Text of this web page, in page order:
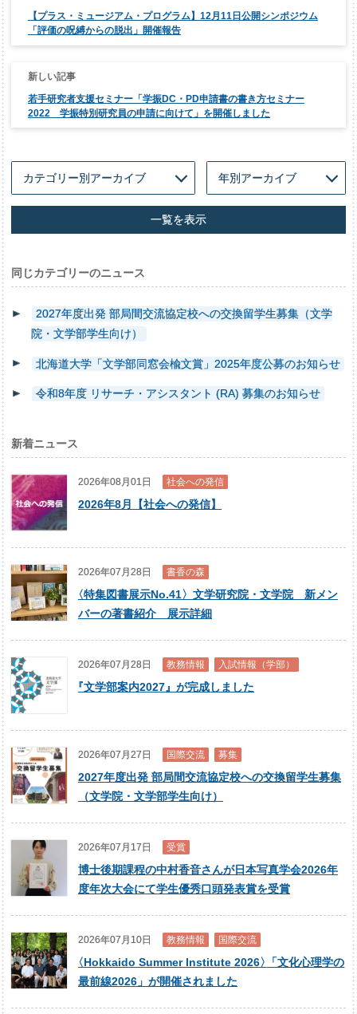
【プラス・ミュージアム・プログラム】12月11日公開シンポジウム
「評価の呪縛からの脱出」開催報告
若手研究者支援セミナー「学振DC・PD申請書の書き方セミナー
2022 学振特別研究員の申請に向けて」を開催しました
一覧を表示
同じカテゴリーのニュース
2027年度出発 部局間交流協定校への交換留学生募集（文学
院・文学部学生向け）
北海道大学「文学部同窓会楡文賞」2025年度公募のお知らせ
令和8年度 リサーチ・アシスタント (RA) 募集のお知らせ
新着ニュース
2026年08月01日 社会への発信
2026年8月【社会への発信】
2026年07月28日 書香の森
〈特集図書展示No.41〉文学研究院・文学院 新メン
バーの著書紹介 展示詳細
2026年07月28日 教務情報 入試情報（学部）
『文学部案内2027』が完成しました
2026年07月27日 国際交流 募集
2027年度出発 部局間交流協定校への交換留学生募集
（文学院・文学部学生向け）
2026年07月17日 受賞
博士後期課程の中村香音さんが日本写真学会2026年
度年次大会にて学生優秀口頭発表賞を受賞
2026年07月10日 教務情報 国際交流
〈Hokkaido Summer Institute 2026〉
「文化心理学の
最前線2026」が開催されました